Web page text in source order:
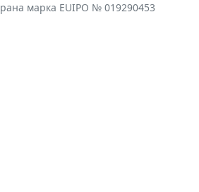
марка EUIPO № 019290453